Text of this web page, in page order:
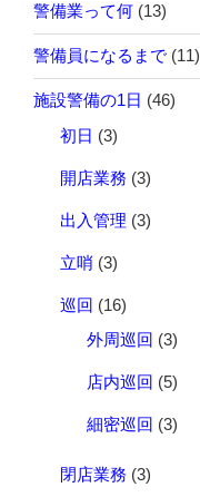
警備業って何 (13)
警備員になるまで (11)
施設警備の1日 (46)
初日 (3)
開店業務 (3)
出入管理 (3)
立哨 (3)
巡回 (16)
外周巡回 (3)
店内巡回 (5)
細密巡回 (3)
閉店業務 (3)